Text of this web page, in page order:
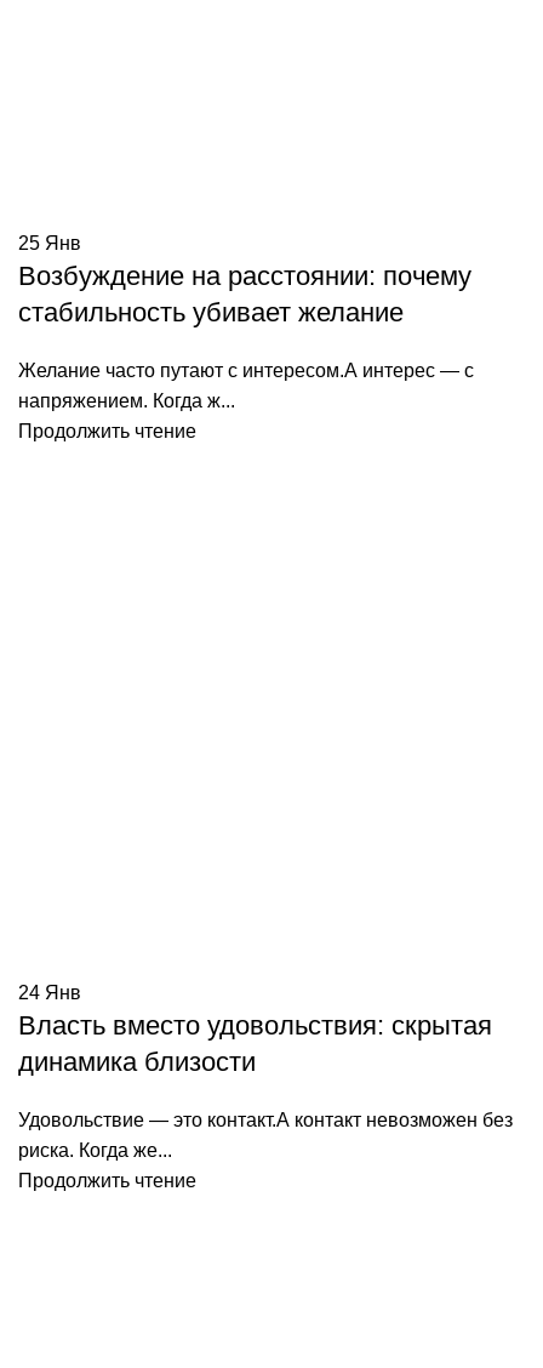
25 Янв
Возбуждение на расстоянии: почему
стабильность убивает желание
Желание часто путают с интересом.А интерес — с
напряжением. Когда ж...
Продолжить чтение
24 Янв
Власть вместо удовольствия: скрытая
динамика близости
Удовольствие — это контакт.А контакт невозможен без
риска. Когда же...
Продолжить чтение